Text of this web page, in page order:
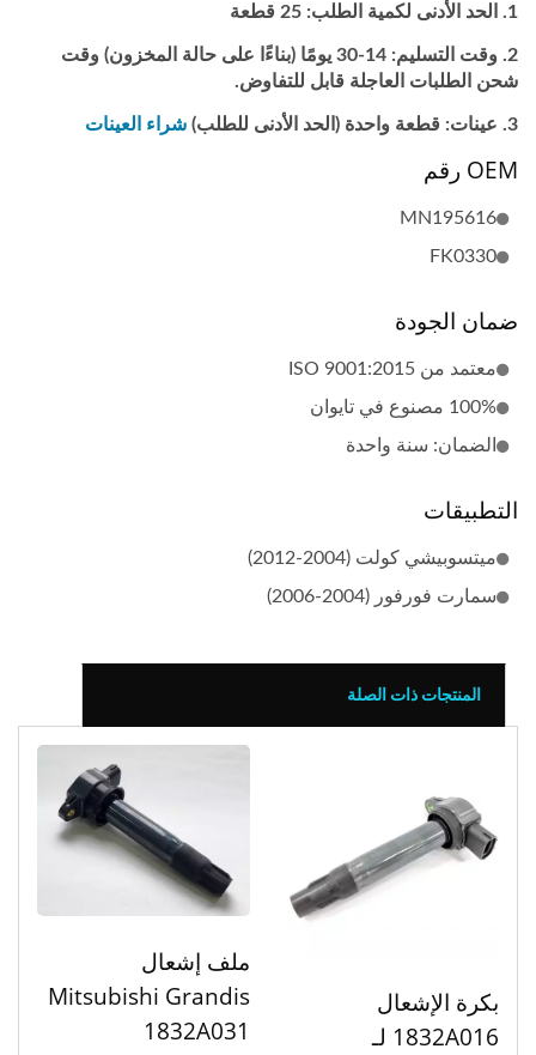
الحد الأدنى لكمية الطلب: 25 قطعة
وقت التسليم: 14-30 يومًا (بناءًا على حالة المخزون) وقت
شحن الطلبات العاجلة قابل للتفاوض.
عينات: قطعة واحدة (الحد الأدنى للطلب) شراء العينات
OEM رقم
MN195616
FK0330
ضمان الجودة
معتمد من ISO 9001:2015
100% مصنوع في تايوان
الضمان: سنة واحدة
التطبيقات
ميتسوبيشي كولت (2004-2012)
سمارت فورفور (2004-2006)
المنتجات ذات الصلة
بكرة الإشعال
1832A016 لـ
ملف إشعال
Mitsubishi Grandis
1832A031